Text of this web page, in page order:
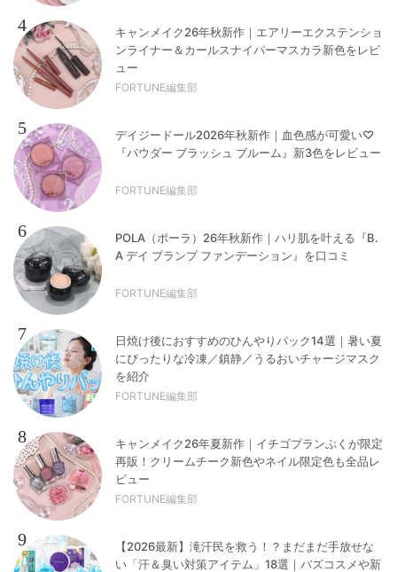
4
キャンメイク26年秋新作｜エアリーエクステンショ
ンライナー＆カールスナイパーマスカラ新色をレビ
ュー
FORTUNE編集部
5
デイジードール2026年秋新作｜血色感が可愛い♡
『パウダー ブラッシュ ブルーム』新3色をレビュー
FORTUNE編集部
6
POLA（ポーラ）26年秋新作｜ハリ肌を叶える『B.
A デイ プランプ ファンデーション』を口コミ
FORTUNE編集部
7
日焼け後におすすめのひんやりパック14選｜暑い夏
にぴったりな冷凍／鎮静／うるおいチャージマスク
を紹介
FORTUNE編集部
8
キャンメイク26年夏新作｜イチゴプランぷくが限定
再販！クリームチーク新色やネイル限定色も全品レ
ビュー
FORTUNE編集部
9
【2026最新】滝汗民を救う！？まだまだ手放せな
い「汗＆臭い対策アイテム」18選｜バズコスメや新